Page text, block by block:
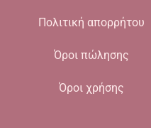
Πολιτική απορρήτου
Όροι πώλησης
Όροι χρήσης